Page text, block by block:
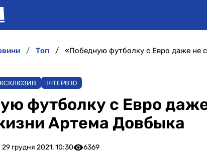
топ
ІНТЕРВ'Ю
футболку с Евро
Артема Довбыка
29 грудня 2021, 10:30 6369